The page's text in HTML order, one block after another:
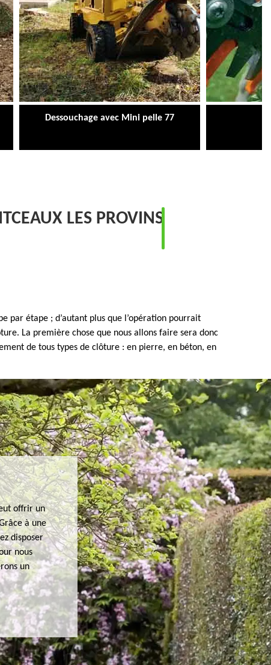
Dessouchage avec Mini pelle 77
LES PROVINS
par étape ; d’autant plus que l’opération pourrait
La première chose que nous allons faire sera donc
de tous types de clôture : en pierre, en béton, en
offrir un
à une
disposer
nous
un